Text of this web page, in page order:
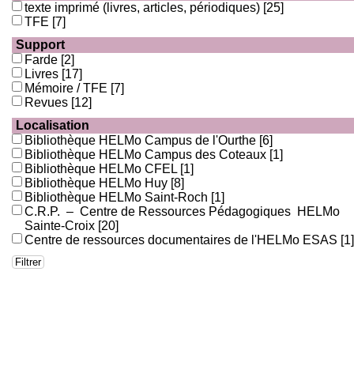
texte imprimé (livres, articles, périodiques) [25]
TFE [7]
Support
Farde [2]
Livres [17]
Mémoire / TFE [7]
Revues [12]
Localisation
Bibliothèque HELMo Campus de l'Ourthe [6]
Bibliothèque HELMo Campus des Coteaux [1]
Bibliothèque HELMo CFEL [1]
Bibliothèque HELMo Huy [8]
Bibliothèque HELMo Saint-Roch [1]
C.R.P. – Centre de Ressources Pédagogiques HELMo
Sainte-Croix [20]
Centre de ressources documentaires de l'HELMo ESAS [1]